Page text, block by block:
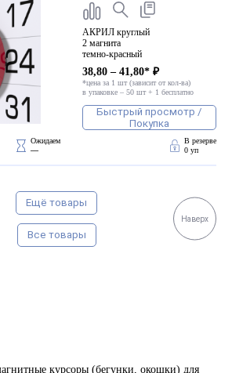
АКРИЛ круглый
2 магнита
темно-красный
38,80 – 41,80* ₽
*цена за 1 шт (зависит от кол-ва)
в упаковке – 50 шт + 1 бесплатно
Быстрый просмотр /
Покупка
Ожидаем
—
В резерве
0 уп
Ещё товары
Все товары
Наверх
курсоры (бегунки, окошки) для